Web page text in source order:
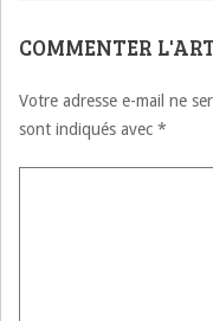
COMMENTER
Votre adresse e-mail ne
sont indiqués avec *